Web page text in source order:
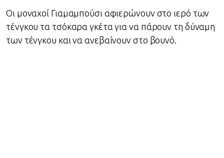
Οι μοναχοί Γιαμαμπούσι αφιερώνουν στο ιερό των
τένγκου τα τσόκαρα γκέτα για να πάρουν τη δύναμη
των τένγκου και να ανεβαίνουν στο βουνό.